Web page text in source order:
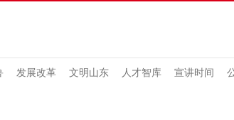
发展改革 文明山东 人才智库 宣讲时间